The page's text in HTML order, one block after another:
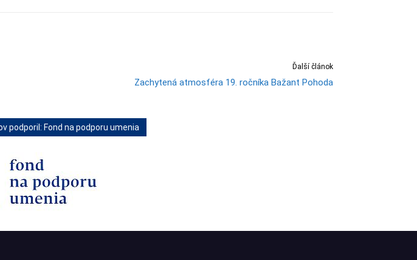
Ďalší článok
Zachytená atmosféra 19. ročníka Bažant Pohoda
podporil: Fond na podporu umenia